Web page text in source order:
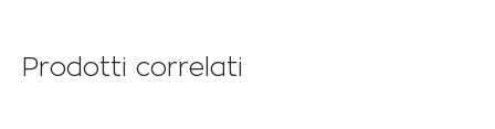
Prodotti correlati